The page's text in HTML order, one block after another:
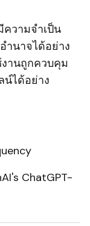
วามจำเป็น
ำนาจได้อย่าง
งานถูกควบคุม
น์ได้อย่าง
ChatGPT-